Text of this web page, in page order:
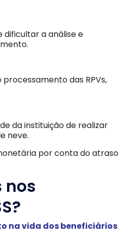
dificultar a análise e
das RPVs,
da instituição de realizar
neve.
por conta do atraso
nos
na vida dos beneficiários